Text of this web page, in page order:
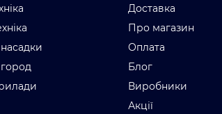
Доставка
Про магазин
Оплата
Блог
Виробники
Акції